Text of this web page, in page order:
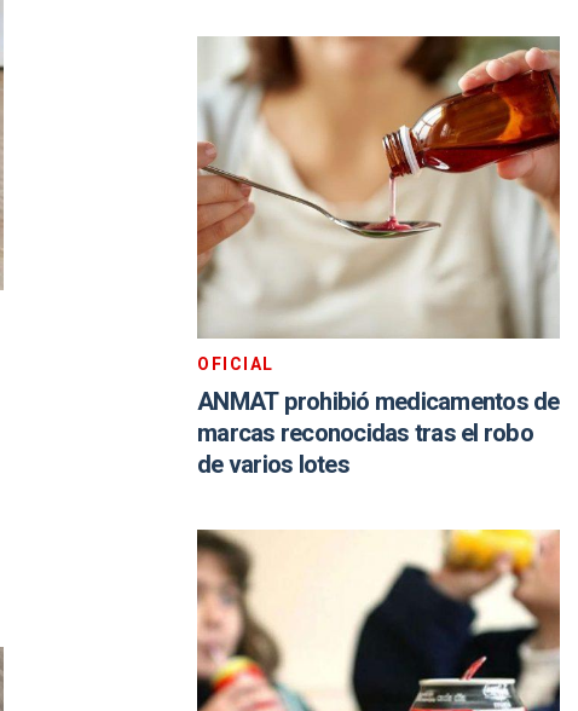
OFICIAL
ANMAT prohibió medicamentos de
marcas reconocidas tras el robo
de varios lotes